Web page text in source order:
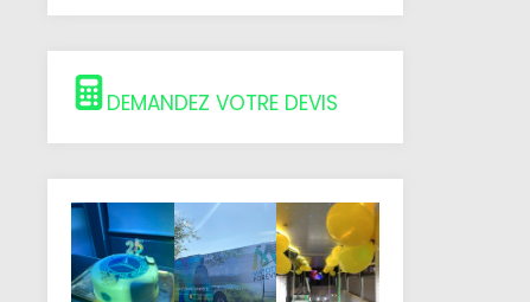
DEMANDEZ VOTRE DEVIS